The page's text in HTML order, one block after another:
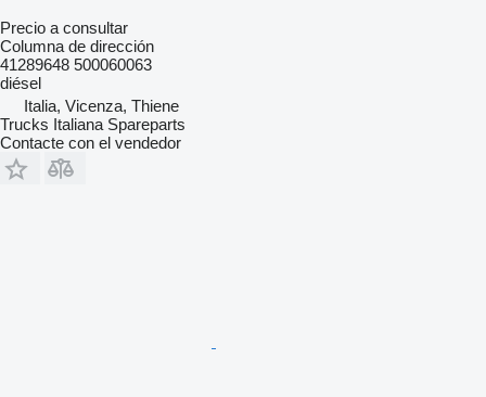
Precio a consultar
Columna de dirección
41289648 500060063
diésel
Italia, Vicenza, Thiene
Trucks Italiana Spareparts
Contacte con el vendedor